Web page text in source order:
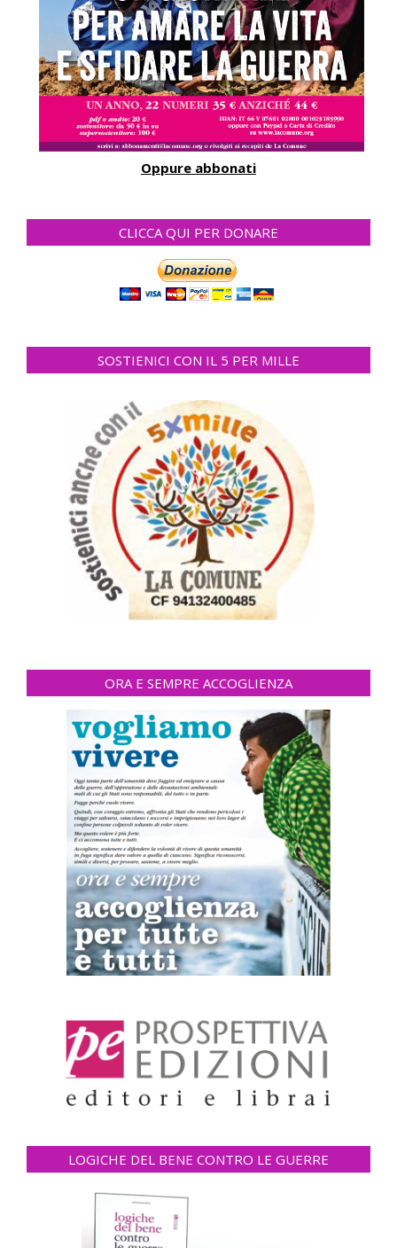
Oppure abbonati
CLICCA QUI PER DONARE
SOSTIENICI CON IL 5 PER MILLE
ORA E SEMPRE ACCOGLIENZA
LOGICHE DEL BENE CONTRO LE GUERRE